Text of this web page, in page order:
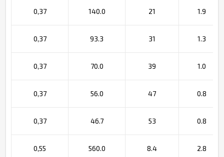
0,37 140.0 21 1.9
0,37 93.3 31 1.3
0,37 70.0 39 1.0
0,37 56.0 47 0.8
0,37 46.7 53 0.8
0,55 560.0 8.4 2.8